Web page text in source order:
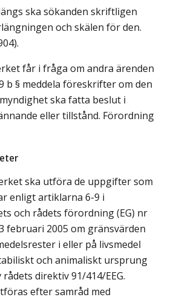
ska sökanden skriftligen
och skälen för den.
får i fråga om andra ärenden
b § meddela föreskrifter om den
ska fatta beslut i
eller tillstånd. Förordning
ska utföra de uppgifter som
enligt artiklarna 6-9 i
och rådets förordning (EG) nr
februari 2005 om gränsvärden
i eller på livsmedel
och animaliskt ursprung
direktiv 91/414/EEG.
efter samråd med